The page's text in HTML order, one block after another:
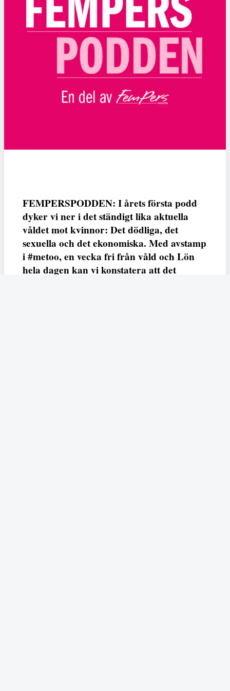
FEMPERSPODDEN: I årets första podd
dyker vi ner i det ständigt lika aktuella
våldet mot kvinnor: Det dödliga, det
sexuella och det ekonomiska. Med avstamp
i #metoo, en vecka fri från våld och Lön
hela dagen kan vi konstatera att det